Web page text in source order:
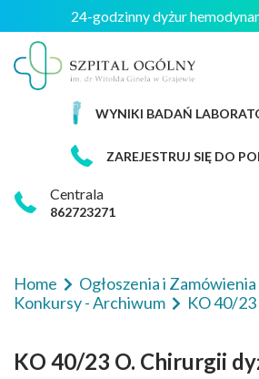
24-godzinny dyżur
WYNIKI BADAŃ
ZAREJESTRUJ SIĘ DO
Centrala
862723271
Home
Ogłoszenia i
Konkursy - Archiwum
KO 40/
KO 40/23 O. Chirurgii